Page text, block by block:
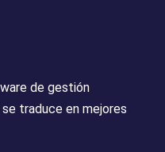
de gestión
traduce en mejores